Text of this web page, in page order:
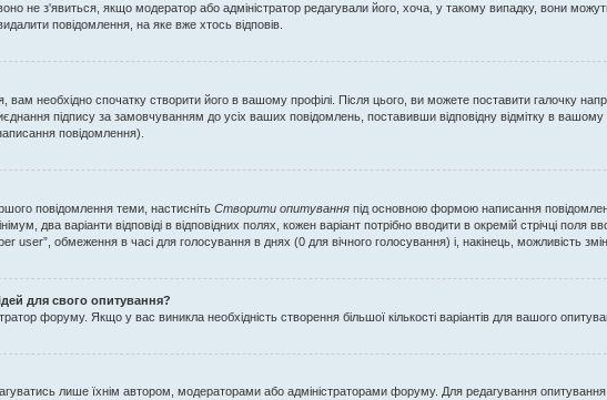
не з'явиться, якщо модератор або адміністратор редагували його, хоча, у такому випадку, вони
повідомлення, на яке вже хтось відповів.
вам необхідно спочатку створити його в вашому профілі. Після цього, ви можете поставити галочку
підпису за замовчуванням до усіх ваших повідомлень, поставивши відповідну відмітку в
повідомлення).
повідомлення теми, настиснітьСтворити опитування під основною формою написання
два варіанти відповіді в відповідних полях, кожен варіант потрібно вводити в окремій стрічці поля
user”, обмеження в часі для голосування в днях (0 для вічного голосування) і, накінець, можливість
для свого опитування?
форуму. Якщо у вас виникла необхідність створення більшої кількості варіантів для вашого
лише їхнім автором, модераторами або адміністраторами форуму. Для редагування